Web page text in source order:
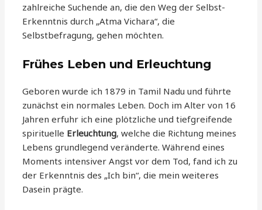
zahlreiche Suchende an, die den Weg der Selbst-
Erkenntnis durch „Atma Vichara“, die
Selbstbefragung, gehen möchten.
Frühes Leben und Erleuchtung
Geboren wurde ich 1879 in Tamil Nadu und führte
zunächst ein normales Leben. Doch im Alter von 16
Jahren erfuhr ich eine plötzliche und tiefgreifende
spirituelle Erleuchtung, welche die Richtung meines
Lebens grundlegend veränderte. Während eines
Moments intensiver Angst vor dem Tod, fand ich zu
der Erkenntnis des „Ich bin“, die mein weiteres
Dasein prägte.